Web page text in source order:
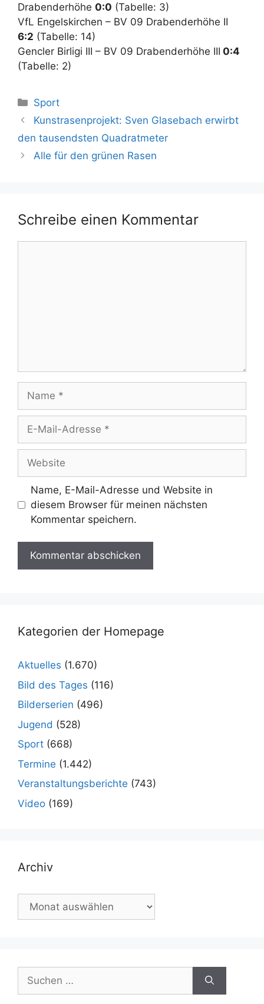
Drabenderhöhe 0:0 (Tabelle: 3)
VfL Engelskirchen – BV 09 Drabenderhöhe II
6:2 (Tabelle: 14)
Gencler Birligi III – BV 09 Drabenderhöhe III 0:4
(Tabelle: 2)
Kategorien
Sport
Kunstrasenprojekt: Sven Glasebach erwirbt
den tausendsten Quadratmeter
Alle für den grünen Rasen
Schreibe einen Kommentar
Mail-
Adresse
Name, E-Mail-Adresse und Website in
diesem Browser für meinen nächsten
Kommentar speichern.
Kategorien der Homepage
Aktuelles (1.670)
Bild des Tages (116)
Bilderserien (496)
Jugend (528)
Sport (668)
Termine (1.442)
Veranstaltungsberichte (743)
Video (169)
Archiv
Archiv
nach: